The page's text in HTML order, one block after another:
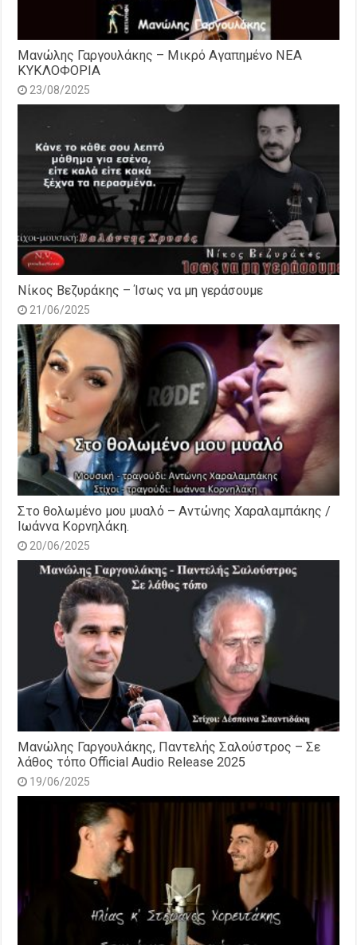
Μανώλης Γαργουλάκης – Μικρό Αγαπημένο NEΑ
ΚΥΚΛΟΦΟΡΙΑ
23/08/2025
Νίκος Βεζυράκης – Ίσως να μη γεράσουμε
21/06/2025
Στο θολωμένο μου μυαλό – Αντώνης Χαραλαμπάκης /
Ιωάννα Κορνηλάκη.
20/06/2025
Μανώλης Γαργουλάκης, Παντελής Σαλούστρος – Σε
λάθος τόπο Official Audio Release 2025
19/06/2025